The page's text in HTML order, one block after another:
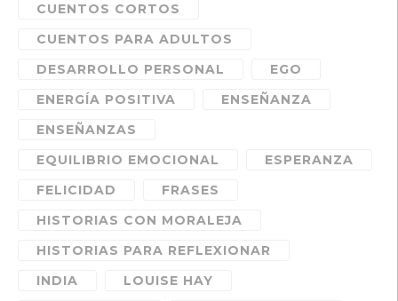
CUENTOS CORTOS
CUENTOS PARA ADULTOS
DESARROLLO PERSONAL
EGO
ENERGÍA POSITIVA
ENSEÑANZA
ENSEÑANZAS
EQUILIBRIO EMOCIONAL
ESPERANZA
FELICIDAD
FRASES
HISTORIAS CON MORALEJA
HISTORIAS PARA REFLEXIONAR
INDIA
LOUISE HAY